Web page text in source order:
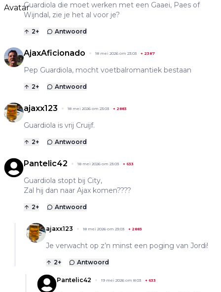
Guardiola die moet werken met een Gaaei, Paes of
Wijndal, zie je het al voor je?
2+ Antwoord
AjaxAficionado 18 mei 2026 om 23:03 + 2387
Pep Guardiola, mocht voetbalromantiek bestaan
2+ Antwoord
ajaxx123 18 mei 2026 om 23:03 + 2883
Guardiola is vrij Cruijf.
2+ Antwoord
Pantelic42 18 mei 2026 om 23:03 + 633
Guardiola stopt bij City,
Zal hij dan naar Ajax komen????
2+ Antwoord
ajaxx123 18 mei 2026 om 23:03 + 2883
Je verwacht op z’n minst een poging van Jordi!
2+ Antwoord
Pantelic42 19 mei 2026 om 8:03 + 633